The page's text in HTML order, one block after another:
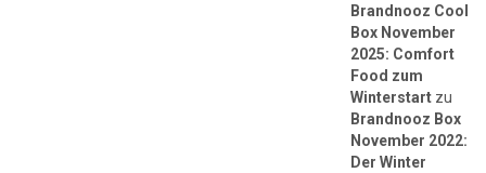
Brandnooz Cool
Box November
2025: Comfort
Food zum
Winterstartzu
Brandnooz Box
November 2022:
Der Winter